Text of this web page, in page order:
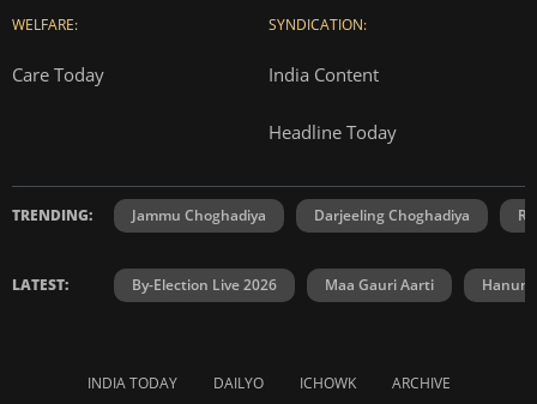
WELFARE:
Care Today
SYNDICATION:
India Content
Headline Today
TRENDING: Jammu Choghadiya Darjeeling Choghadiya
LATEST: By-Election Live 2026 Maa Gauri Aarti
INDIA TODAY DAILYO ICHOWK ARCHIVE